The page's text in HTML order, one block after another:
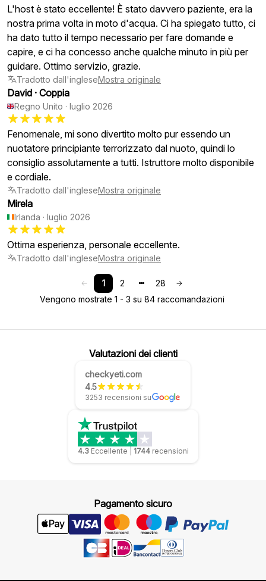
L'host è stato eccellente! È stato davvero paziente, era la
nostra prima volta in moto d'acqua. Ci ha spiegato tutto, ci
ha dato tutto il tempo necessario per fare domande e
capire, e ci ha concesso anche qualche minuto in più per
guidare. Ottimo servizio, grazie.
Tradotto dall'ingleseMostra originale
David · Coppia
Regno Unito · luglio 2026
Fenomenale, mi sono divertito molto pur essendo un
nuotatore principiante terrorizzato dal nuoto, quindi lo
consiglio assolutamente a tutti. Istruttore molto disponibile
e cordiale.
Tradotto dall'ingleseMostra originale
Mirela
Irlanda · luglio 2026
Ottima esperienza, personale eccellente.
Tradotto dall'ingleseMostra originale
1 2
28
Vengono mostrate 1 - 3 su 84 raccomandazioni
Valutazioni dei clienti
checkyeti.com
4.5
3253 recensioni su
4.3 Eccellente 1744 recensioni
Pagamento sicuro